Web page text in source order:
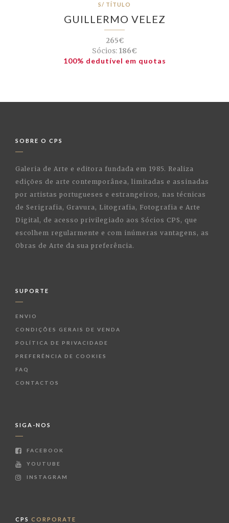
S/ TÍTULO
GUILLERMO VELEZ
265€
Sócios: 186€
100% dedutível em quotas
SOBRE O CPS
Galeria de Arte e editora fundada em 1985. Realiza
edições de arte contemporânea, limitadas e assinadas
por artistas portugueses e estrangeiros, nas técnicas
de Serigrafia, Gravura, Litografia, Fotografia e Arte
Digital, de acesso privilegiado aos Sócios CPS, que
escolhem regularmente e com inúmeras vantagens, as
Obras de Arte da sua preferência.
SUPORTE
ENVIO
CONDIÇÕES GERAIS DE VENDA
POLÍTICA DE PRIVACIDADE
PREFERÊNCIA DE COOKIES
FAQ
CONTACTOS
SIGA-NOS
FACEBOOK
YOUTUBE
INSTAGRAM
CPS CORPORATE